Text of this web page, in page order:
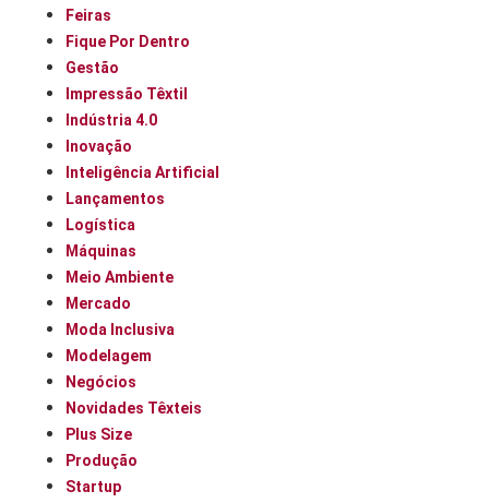
Feiras
Fique Por Dentro
Gestão
Impressão Têxtil
Indústria 4.0
Inovação
Inteligência Artificial
Lançamentos
Logística
Máquinas
Meio Ambiente
Mercado
Moda Inclusiva
Modelagem
Negócios
Novidades Têxteis
Plus Size
Produção
Startup